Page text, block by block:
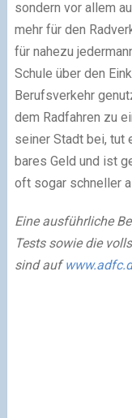
sondern vor allem
mehr für den
für nahezu
Schule über den
Berufsverkehr
dem Radfahren zu
seiner Stadt bei, tut
bares Geld und ist
oft sogar schneller
Eine ausführliche
Tests sowie die
sind auf